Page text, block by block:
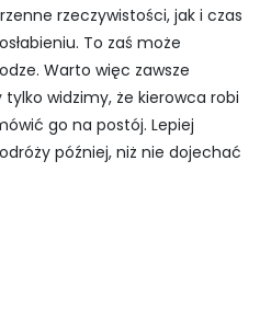
rzeczywistości, jak i czas
To zaś może
Warto więc zawsze
widzimy, że kierowca robi
go na postój. Lepiej
później, niż nie dojechać